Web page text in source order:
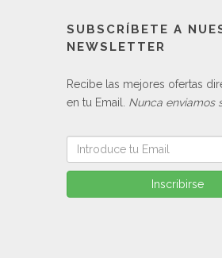
SUBSCRÍBETE A
NEWSLETTER
Recibe las mejores ofertas
en tu Email. Nunca enviamos
Inscribirse